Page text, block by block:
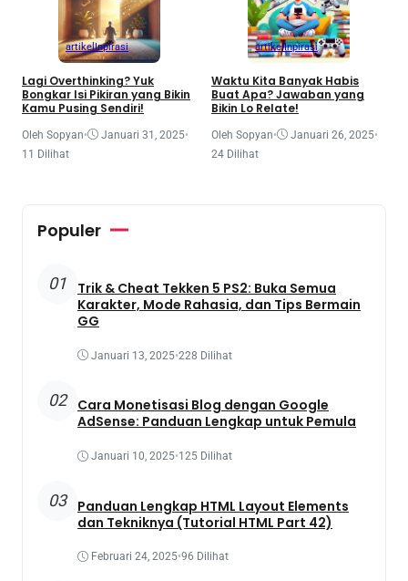
artikelInpirasi
Lagi Overthinking? Yuk
Bongkar Isi Pikiran yang Bikin
Kamu Pusing Sendiri!
Oleh Sopyan• Januari 31, 2025•
11 Dilihat
artikelInpirasi
Waktu Kita Banyak Habis
Buat Apa? Jawaban yang
Bikin Lo Relate!
Oleh Sopyan• Januari 26, 2025•
24 Dilihat
Populer
01
Trik & Cheat Tekken 5 PS2: Buka Semua
Karakter, Mode Rahasia, dan Tips Bermain
GG
Januari 13, 2025•228 Dilihat
02
Cara Monetisasi Blog dengan Google
AdSense: Panduan Lengkap untuk Pemula
Januari 10, 2025•125 Dilihat
03
Panduan Lengkap HTML Layout Elements
dan Tekniknya (Tutorial HTML Part 42)
Februari 24, 2025•96 Dilihat